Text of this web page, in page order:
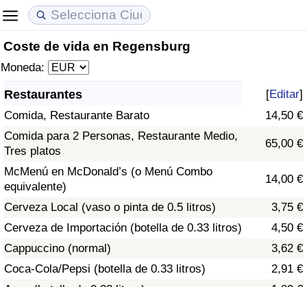
Coste de vida en Regensburg
Moneda:
Restaurantes [Editar]
Comida, Restaurante Barato
14,50 €
Comida para 2 Personas, Restaurante Medio,
Tres platos
65,00 €
McMenú en McDonald’s (o Menú Combo
equivalente)
14,00 €
Cerveza Local (vaso o pinta de 0.5 litros)
3,75 €
Cerveza de Importación (botella de 0.33 litros)
4,50 €
Cappuccino (normal)
3,62 €
Coca-Cola/Pepsi (botella de 0.33 litros)
2,91 €
Coste de vida
Índice de Costo de Vida
Índice de costo de vida por país
en aqaba
Precios de las propiedades
Índice de Precios de Inmuebles
Índice de Precios de Inmuebles por País
Calidad de Vida
Índice de Calidad de Vida (Actual)
Índice de calidad de vida por país
Delincuencia
Calificación del Índice de Criminalidad
(Actual)
Índice de Criminalidad